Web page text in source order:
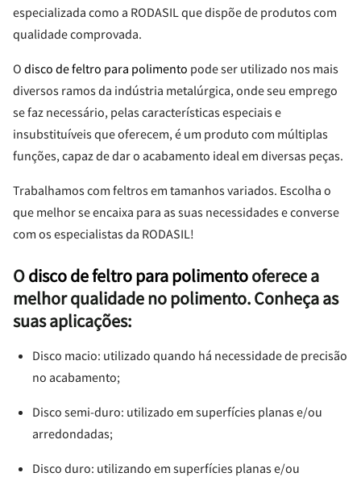
especializada como a RODASIL que dispõe de produtos com
qualidade comprovada.
O disco de feltro para polimento pode ser utilizado nos mais
diversos ramos da indústria metalúrgica, onde seu emprego
se faz necessário, pelas características especiais e
insubstituíveis que oferecem, é um produto com múltiplas
funções, capaz de dar o acabamento ideal em diversas peças.
Trabalhamos com feltros em tamanhos variados. Escolha o
que melhor se encaixa para as suas necessidades e converse
com os especialistas da RODASIL!
Odisco de feltro para polimentooferece a
melhor qualidade no polimento. Conheça as
suas aplicações:
Disco macio: utilizado quando há necessidade de precisão
no acabamento;
Disco semi-duro: utilizado em superfícies planas e/ou
arredondadas;
Disco duro: utilizando em superfícies planas e/ou